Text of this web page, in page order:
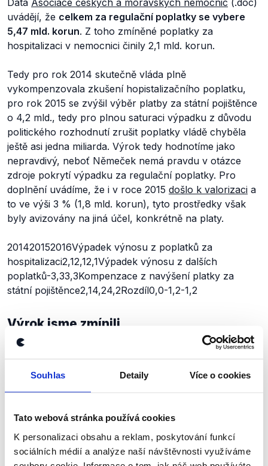
Souhlas Detaily Více o cookies
Tato webová stránka používá cookies
K personalizaci obsahu a reklam, poskytování funkcí
sociálních médií a analýze naší návštěvnosti využíváme
Data Asociace českých a moravských nemocnic (.doc)
uvádějí, že celkem za regulační poplatky se vybere
5,47 mld. korun. Z toho zmíněné poplatky za
hospitalizaci v nemocnici činily 2,1 mld. korun.
Tedy pro rok 2014 skutečně vláda plně
vykompenzovala zkušení hopistalizačního poplatku,
pro rok 2015 se zvýšil výběr platby za státní pojištěnce
o 4,2 mld., tedy pro plnou saturaci výpadku z důvodu
politického rozhodnutí zrušit poplatky vládě chyběla
ještě asi jedna miliarda. Výrok tedy hodnotíme jako
nepravdivý, neboť Němeček nemá pravdu v otázce
zdroje pokrytí výpadku za regulační poplatky. Pro
doplnění uvádíme, že i v roce 2015 došlo k valorizaci a
to ve výši 3 % (1,8 mld. korun), tyto prostředky však
byly avizovány na jiná účel, konkrétně na platy.
201420152016Výpadek výnosu z poplatků za
hospitalizaci2,12,12,1Výpadek výnosu z dalších
poplatků-3,33,3Kompenzace z navýšení platky za
státní pojištěnce2,14,24,2Rozdíl0,0-1,2-1,2
Výrok jsme zmínili